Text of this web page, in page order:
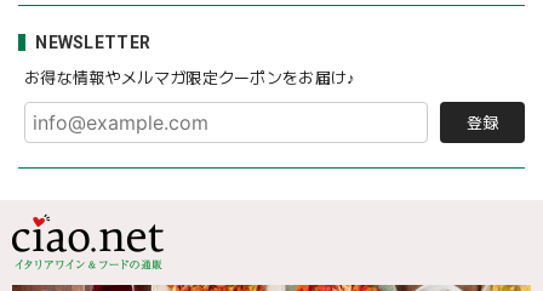
NEWSLETTER
お得な情報やメルマガ限定クーポンをお届け♪
登録